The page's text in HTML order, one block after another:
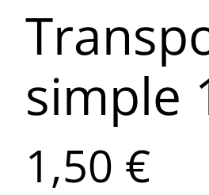
simple
1,50 €